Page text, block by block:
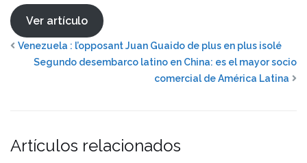
Ver artículo
Venezuela : l’opposant Juan Guaido de plus en plus isolé
Segundo desembarco latino en China: es el mayor socio
comercial de América Latina
Artículos relacionados